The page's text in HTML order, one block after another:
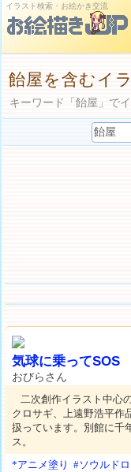
イラスト検索・お絵かき交流
飴屋を含むイ
キーワード「飴屋」で
気球に乗ってSOS
おびらさん
二次創作イラスト中心
クロサギ、上遠野浩平作
扱っています。別館に千
ス。
*アニメ塗り
#ソウルド